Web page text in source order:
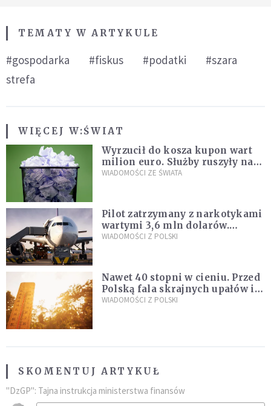
TEMATY W ARTYKULE
#gospodarka #fiskus #podatki
#szara
strefa
WIĘCEJ W:ŚWIAT
Wyrzucił do kosza kupon wart
milion euro. Służby ruszyły na
poszukiwania
WIADOMOŚCI ZE ŚWIATA
Pilot zatrzymany z narkotykami
wartymi 3,6 mln dolarów.
Śledczy podejrzewają, że latał
WIADOMOŚCI Z POLSKI
Nawet 40 stopni w cieniu. Przed
Polską fala skrajnych upałów i
gwałtowne burze
WIADOMOŚCI Z POLSKI
SKOMENTUJ ARTYKUŁ
"DzGP": Tajna instrukcja ministerstwa finansów